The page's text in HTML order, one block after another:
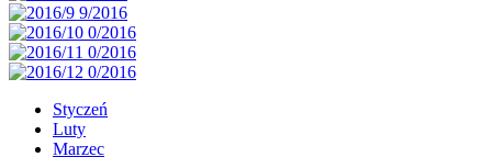
Styczeń
Luty
Marzec